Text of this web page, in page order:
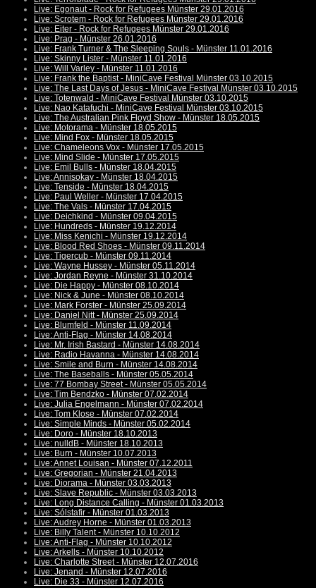
Live: Egonaut - Rock for Refugees Münster 29.01.2016
Live: Scrotem - Rock for Refugees Münster 29.01.2016
Live: Eiter - Rock for Refugees Münster 29.01.2016
Live: Prag - Münster 26.01.2016
Live: Frank Turner & The Sleeping Souls - Münster 11.01.2016
Live: Skinny Lister - Münster 11.01.2016
Live: Will Varley - Münster 11.01.2016
Live: Frank the Baptist - MiniCave Festival Münster 03.10.2015
Live: The Last Days of Jesus - MiniCave Festival Münster 03.10.2015
Live: Totenwald - MiniCave Festival Münster 03.10.2015
Live: Nao Katafuchi - MiniCave Festival Münster 03.10.2015
Live: The Australian Pink Floyd Show - Münster 18.05.2015
Live: Motorama - Münster 18.05.2015
Live: Mind Fox - Münster 18.05.2015
Live: Chameleons Vox - Münster 17.05.2015
Live: Mind Slide - Münster 17.05.2015
Live: Emil Bulls - Münster 18.04.2015
Live: Annisokay - Münster 18.04.2015
Live: Tenside - Münster 18.04.2015
Live: Paul Weller - Münster 17.04.2015
Live: The Vals - Münster 17.04.2015
Live: Deichkind - Münster 09.04.2015
Live: Hundreds - Münster 19.12.2014
Live: Miss Kenichi - Münster 19.12.2014
Live: Blood Red Shoes - Münster 09.11.2014
Live: Tigercub - Münster 09.11.2014
Live: Wayne Hussey - Münster 05.11.2014
Live: Jordan Reyne - Münster 31.10.2014
Live: Die Happy - Münster 08.10.2014
Live: Nick & June - Münster 08.10.2014
Live: Mark Forster - Münster 25.09.2014
Live: Daniel Nitt - Münster 25.09.2014
Live: Blumfeld - Münster 11.09.2014
Live: Anti-Flag - Münster 14.08.2014
Live: Mr. Irish Bastard - Münster 14.08.2014
Live: Radio Havanna - Münster 14.08.2014
Live: Smile and Burn - Münster 14.08.2014
Live: The Baseballs - Münster 05.05.2014
Live: 77 Bombay Street - Münster 05.05.2014
Live: Tim Bendzko - Münster 07.02.2014
Live: Julia Engelmann - Münster 07.02.2014
Live: Tom Klose - Münster 07.02.2014
Live: Simple Minds - Münster 05.02.2014
Live: Doro - Münster 18.10.2013
Live: nulldB - Münster 18.10.2013
Live: Burn - Münster 10.07.2013
Live: Annet Louisan - Münster 07.12.2011
Live: Gregorian - Münster 21.04.2013
Live: Diorama - Münster 03.03.2013
Live: Slave Republic - Münster 03.03.2013
Live: Long Distance Calling - Münster 01.03.2013
Live: Sólstafir - Münster 01.03.2013
Live: Audrey Horne - Münster 01.03.2013
Live: Billy Talent - Münster 10.10.2012
Live: Anti-Flag - Münster 10.10.2012
Live: Arkells - Münster 10.10.2012
Live: Charlotte Street - Münster 12.07.2016
Live: Jenand - Münster 12.07.2016
Live: Die 33 - Münster 12.07.2016